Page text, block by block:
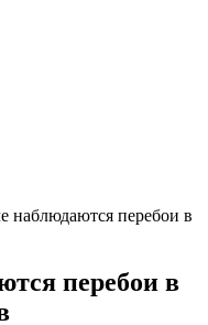
наблюдаются перебои в
перебои в